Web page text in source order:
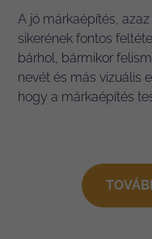
A jó márkaépítés,
sikerének fontos
bárhol, bármikor
nevét és más vizuális
hogy a márkaépítés